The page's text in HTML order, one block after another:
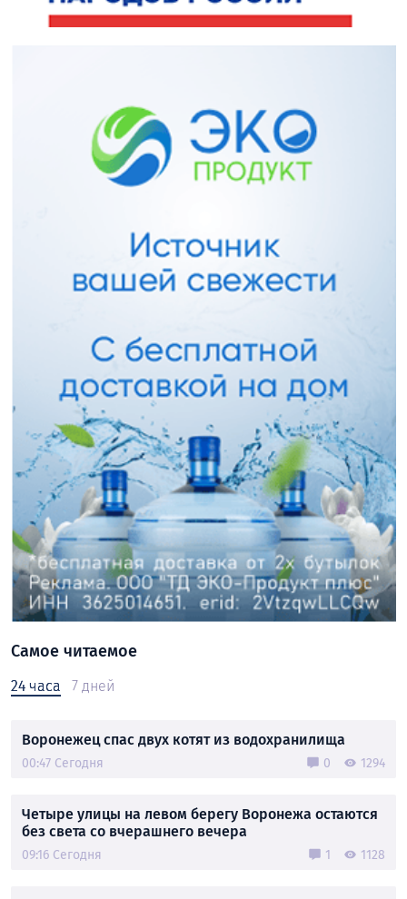
Самое читаемое
24 часа 7 дней
Воронежец спас двух котят из водохранилища
00:47 Сегодня 0 1294
Четыре улицы на левом берегу Воронежа остаются
без света со вчерашнего вечера
09:16 Сегодня 1 1128